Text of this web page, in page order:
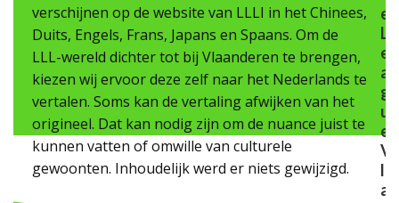
verschijnen op de website van LLLI in het Chinees,
Duits, Engels, Frans, Japans en Spaans. Om de
LLL-wereld dichter tot bij Vlaanderen te brengen,
kiezen wij ervoor deze zelf naar het Nederlands te
vertalen. Soms kan de vertaling afwijken van het
origineel. Dat kan nodig zijn om de nuance juist te
kunnen vatten of omwille van culturele
gewoonten. Inhoudelijk werd er niets gewijzigd.
e
L
e
a
g
u
e
V
l
a